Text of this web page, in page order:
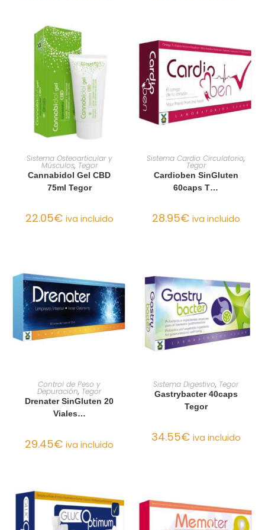
AÑADIR AL CARRITO
Sistema Osteoarticular y
Músculos, Tegor
Cannabidol Gel CBD
75ml Tegor
22.05€ iva incluido
AÑADIR AL CARRITO
Sistema Cardio Circulatorio,
Tegor
Cardioben SinGluten
60caps T…
28.95€ iva incluido
AÑADIR AL CARRITO
Control de Peso y
Depuración, Tegor
Drenater SinGluten 20
Viales…
29.45€ iva incluido
AÑADIR AL CARRITO
Sistema Digestivo, Tegor
Gastrybacter 40caps
Tegor
34.55€ iva incluido